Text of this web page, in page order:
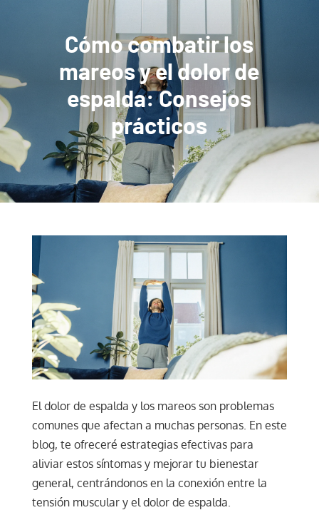
Cómo combatir los
mareos y el dolor de
espalda: Consejos
prácticos
El dolor de espalda y los mareos son problemas
comunes que afectan a muchas personas. En este
blog, te ofreceré estrategias efectivas para
aliviar estos síntomas y mejorar tu bienestar
general, centrándonos en la conexión entre la
tensión muscular y el dolor de espalda.